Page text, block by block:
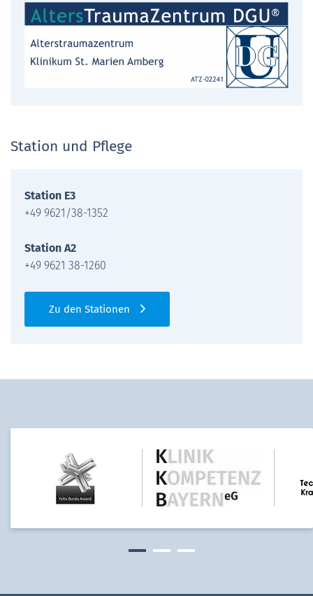
Station und Pflege
Station E3
+49 9621/38-1352
Station A2
+49 9621 38-1260
Zu den Stationen